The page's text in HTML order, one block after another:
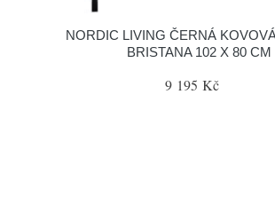
NORDIC LIVING ČERNÁ
BRISTANA 102 X 80 CM
9 195 Kč